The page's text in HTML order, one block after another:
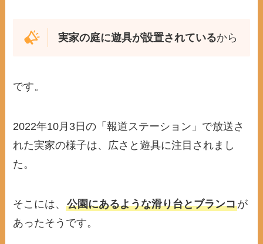
実家の庭に遊具が設置されているから
です。
2022年10月3日の「報道ステーション」で放送さ
れた実家の様子は、広さと遊具に注目されまし
た。
そこには、公園にあるような滑り台とブランコが
あったそうです。